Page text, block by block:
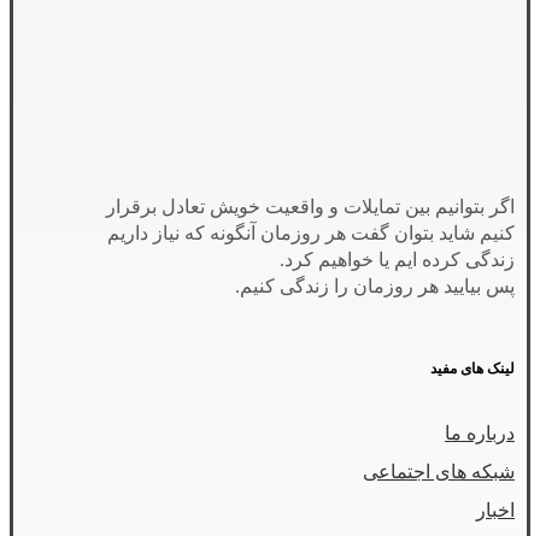
اگر بتوانیم بین تمایلات و واقعیت خویش تعادل برقرار
کنیم شاید بتوان گفت هر روزمان آنگونه که نیاز داریم
زندگی کرده ایم یا خواهیم کرد.
پس بیایید هر روزمان را زندگی کنیم.
لینک های مفید
درباره ما
شبکه های اجتماعی
اخبار